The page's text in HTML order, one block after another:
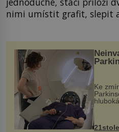
nimi umístit grafit, slepit
Ke
však
k